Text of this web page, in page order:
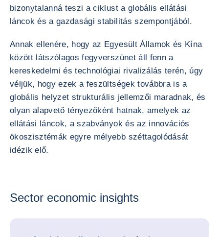
bizonytalanná teszi a ciklust a globális ellátási
láncok és a gazdasági stabilitás szempontjából.
Annak ellenére, hogy az Egyesült Államok és Kína
között látszólagos fegyverszünet áll fenn a
kereskedelmi és technológiai rivalizálás terén, úgy
véljük, hogy ezek a feszültségek továbbra is a
globális helyzet strukturális jellemzői maradnak, és
olyan alapvető tényezőként hatnak, amelyek az
ellátási láncok, a szabványok és az innovációs
ökoszisztémák egyre mélyebb széttagolódását
idézik elő.
Sector economic insights